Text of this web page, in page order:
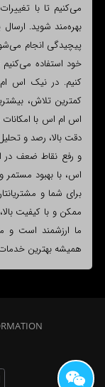
می‌کنیم تا با
بهره‌مند شوید.
پیچیدگی انجام
خود استفاده
کمترین تلاش،
اس ام اس با امکانات
دقت بالا، رصد و
و رفع نقاط ضعف در
اس، با بهبود
برای شما و
ممکن و با کیفیت
ما ارزشمند است و
همیشه بهترین خدمات